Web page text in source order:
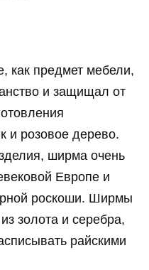
как предмет мебели,
и защищал от
и розовое дерево.
ширма очень
Европе и
роскоши. Ширмы
золота и серебра,
райскими